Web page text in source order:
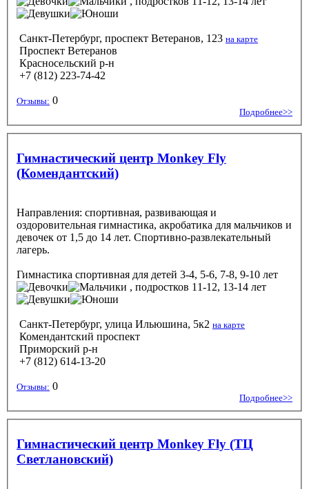
Санкт-Петербург, проспект Ветеранов, 123 на карте
Проспект Ветеранов
Красносельский р-н
+7 (812) 223-74-42
Отзывы: 0
Подробнее>>
Гимнастический центр Monkey Fly
(Комендантский)
Направления: спортивная, развивающая и
оздоровительная гимнастика, акробатика для мальчиков и
девочек от 1,5 до 14 лет. Спортивно-развлекательный
лагерь.
Гимнастика спортивная для детей 3-4, 5-6, 7-8, 9-10 лет
, подростков 11-12, 13-14 лет
Санкт-Петербург, улица Ильюшина, 5к2 на карте
Комендантский проспект
Приморский р-н
+7 (812) 614-13-20
Отзывы: 0
Подробнее>>
Гимнастический центр Monkey Fly (ТЦ
Светлановский)